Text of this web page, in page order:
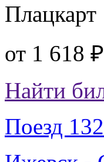
Плацкарт
от 1 618 ₽
Найти
Поезд